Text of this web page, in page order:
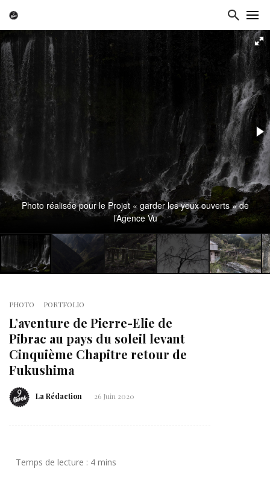
Photo réalisée pour le Projet « garder les yeux ouverts » de
l’Agence Vu
PHOTO PORTFOLIO
L’aventure de Pierre-Elie de
Pibrac au pays du soleil levant
Cinquième Chapitre retour de
Fukushima
La Rédaction 26 Juin 2020